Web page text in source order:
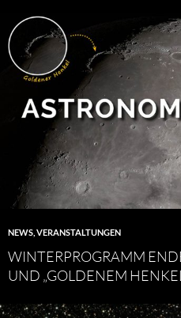
NEWS VERANSTALTUNGEN
WINTERPROGRAMM
UND „GOLDENEM